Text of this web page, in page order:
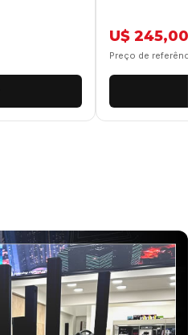
U$ 245,00
Preço de referência